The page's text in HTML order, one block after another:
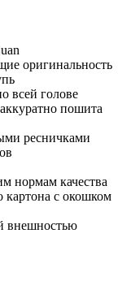
оригинальность
всей голове
пошита
ресничками
нормам качества
картона с окошком
внешностью